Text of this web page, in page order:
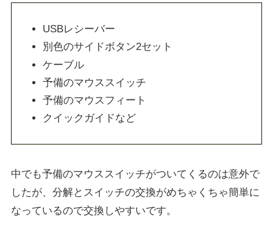
USBレシーバー
別色のサイドボタン2セット
ケーブル
予備のマウススイッチ
予備のマウスフィート
クイックガイドなど
中でも予備のマウススイッチがついてくるのは意外で
したが、分解とスイッチの交換がめちゃくちゃ簡単に
なっているので交換しやすいです。